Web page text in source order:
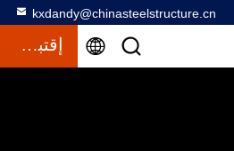
kxdandy@chinasteelstructure.cn
إقتباس